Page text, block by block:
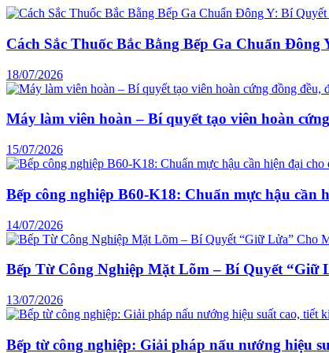
Cách Sắc Thuốc Bắc Bằng Bếp Ga Chuẩn
18/07/2026
Máy làm viên hoàn – Bí quyết tạo viên hoàn
15/07/2026
Bếp công nghiệp B60-K18: Chuẩn mực hậu cần
14/07/2026
Bếp Từ Công Nghiệp Mặt Lõm – Bí Quyết “Giữ
13/07/2026
Bếp từ công nghiệp: Giải pháp nấu nướng hiệu